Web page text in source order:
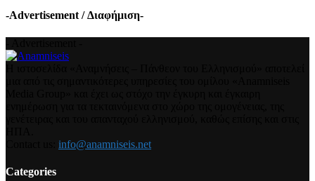
-Advertisement / Διαφήμιση-
info@anamniseis.net
Categories